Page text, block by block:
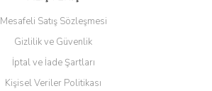
Mesafeli Satış Sözleşmesi
Gizlilik ve Güvenlik
İptal ve İade Şartları
Kişisel Veriler Politikası